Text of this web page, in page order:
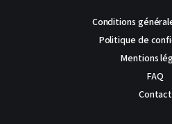
Conditions
Politique de
Mentions
FAQ
Contact